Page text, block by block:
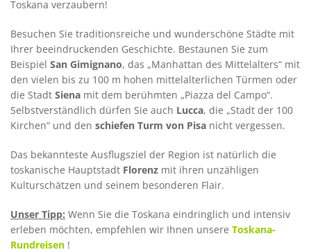
Toskana verzaubern!
Besuchen Sie traditionsreiche und wunderschöne Städte mit
Ihrer beeindruckenden Geschichte. Bestaunen Sie zum
Beispiel San Gimignano, das „Manhattan des Mittelalters“ mit
den vielen bis zu 100 m hohen mittelalterlichen Türmen oder
die Stadt Siena mit dem berühmten „Piazza del Campo“.
Selbstverständlich dürfen Sie auch Lucca, die „Stadt der 100
Kirchen“ und den schiefen Turm von Pisa nicht vergessen.
Das bekannteste Ausflugsziel der Region ist natürlich die
toskanische Hauptstadt Florenz mit ihren unzähligen
Kulturschätzen und seinem besonderen Flair.
Unser Tipp: Wenn Sie die Toskana eindringlich und intensiv
erleben möchten, empfehlen wir Ihnen unsere Toskana-
Rundreisen !